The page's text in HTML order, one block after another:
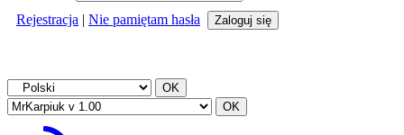
Rejestracja | Nie pamiętam hasła